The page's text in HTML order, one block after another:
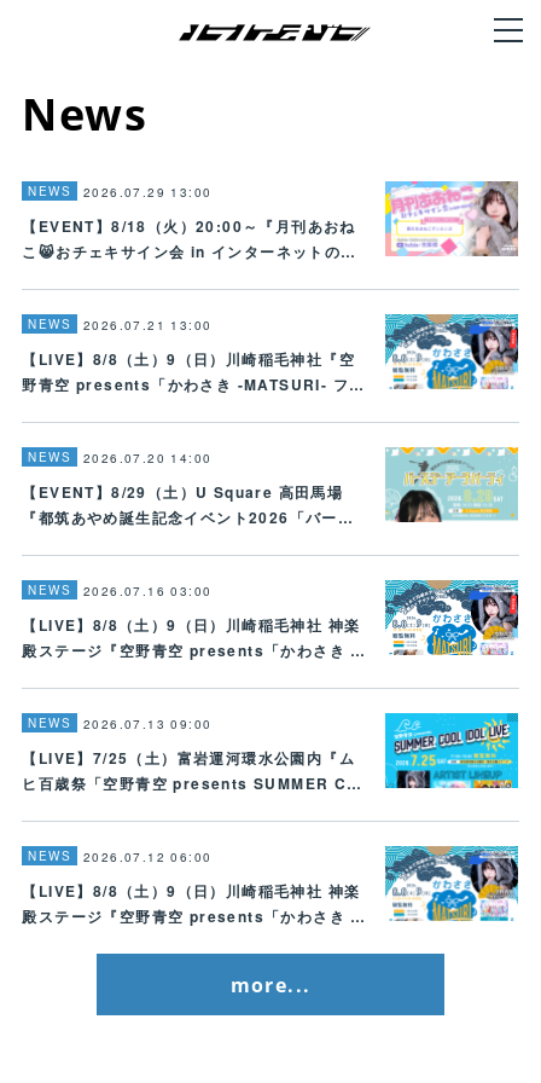
News
NEWS 2026.07.29 13:00
【EVENT】8/18（火）20:00～『月刊あおね
こ😸おチェキサイン会 in インターネットの…
NEWS 2026.07.21 13:00
【LIVE】8/8（土）9（日）川崎稲毛神社『空
野青空 presents「かわさき -MATSURI- フ…
NEWS 2026.07.20 14:00
【EVENT】8/29（土）U Square 高田馬場
『都筑あやめ誕生記念イベント2026「バー…
NEWS 2026.07.16 03:00
【LIVE】8/8（土）9（日）川崎稲毛神社 神楽
殿ステージ『空野青空 presents「かわさき …
NEWS 2026.07.13 09:00
【LIVE】7/25（土）富岩運河環水公園内『ム
ヒ百歳祭「空野青空 presents SUMMER C…
NEWS 2026.07.12 06:00
【LIVE】8/8（土）9（日）川崎稲毛神社 神楽
殿ステージ『空野青空 presents「かわさき …
more...